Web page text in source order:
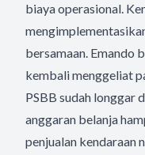
biaya operasional.
bersamaan. Emando
kembali menggeliat
PSBB sudah longgar
anggaran belanja
penjualan kendaraan